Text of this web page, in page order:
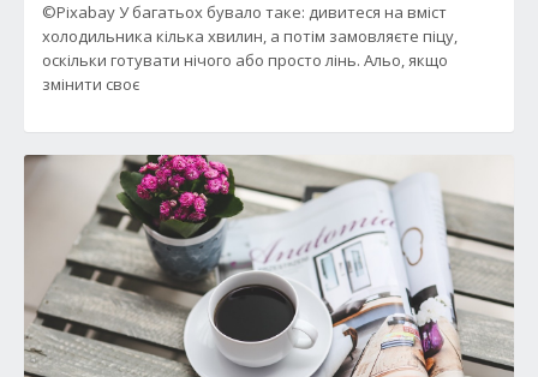
©Pixabay У багатьох бувало таке: дивитеся на вміст
холодильника кілька хвилин, а потім замовляєте піцу,
оскільки готувати нічого або просто лінь. Альо, якщо
змінити своє